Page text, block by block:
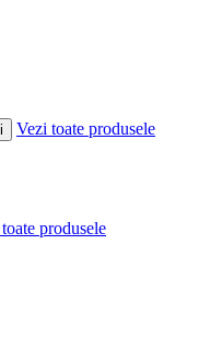
Vezi toate produsele
produsele